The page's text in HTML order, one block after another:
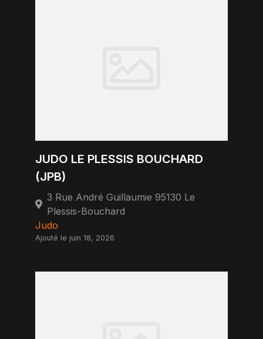
JUDO LE PLESSIS BOUCHARD
(JPB)
3 Rue André Guillaumie 95130 Le
Plessis-Bouchard
Judo
Ajouté le juin 18, 2026